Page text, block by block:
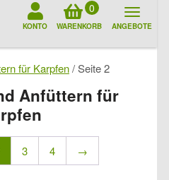
KONTO
0
WARENKORB ANGEBOTE
für Karpfen/ Seite 2
Anfüttern für
3 4 →